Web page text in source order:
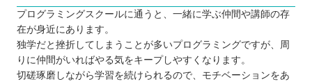
プログラミングスクールに通うと、一緒に学ぶ仲間や講師の存
在が身近にあります。
独学だと挫折してしまうことが多いプログラミングですが、周
りに仲間がいればやる気をキープしやすくなります。
切磋琢磨しながら学習を続けられるので、モチベーションをあ